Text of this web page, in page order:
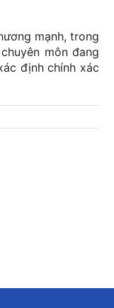
mạnh, trong
môn đang
định chính xác